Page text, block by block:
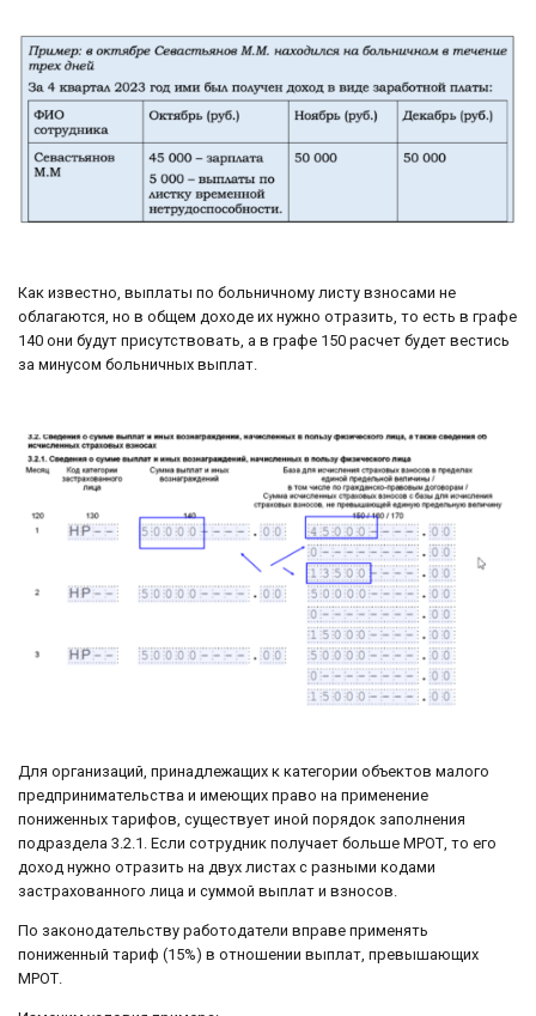
Как известно, выплаты по больничному листу взносами не
облагаются, но в общем доходе их нужно отразить, то есть в графе
140 они будут присутствовать, а в графе 150 расчет будет вестись
за минусом больничных выплат.
Для организаций, принадлежащих к категории объектов малого
предпринимательства и имеющих право на применение
пониженных тарифов, существует иной порядок заполнения
подраздела 3.2.1. Если сотрудник получает больше МРОТ, то его
доход нужно отразить на двух листах с разными кодами
застрахованного лица и суммой выплат и взносов.
По законодательству работодатели вправе применять
пониженный тариф (15%) в отношении выплат, превышающих
МРОТ.